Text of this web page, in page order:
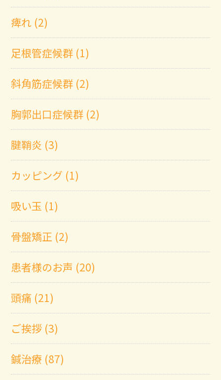
痺れ (2)
足根管症候群 (1)
斜角筋症候群 (2)
胸郭出口症候群 (2)
腱鞘炎 (3)
カッピング (1)
吸い玉 (1)
骨盤矯正 (2)
患者様のお声 (20)
頭痛 (21)
ご挨拶 (3)
鍼治療 (87)